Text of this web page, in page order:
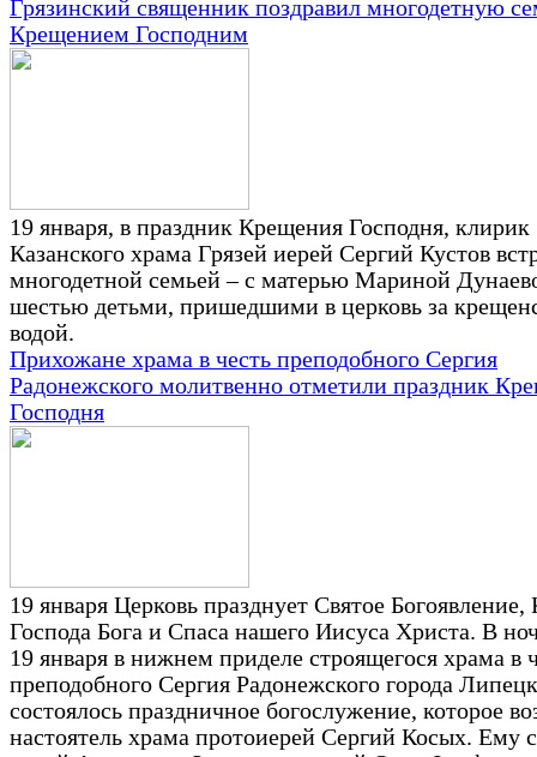
Грязинский священник поздравил многодетную
Крещением Господним
19 января, в праздник Крещения Господня, клирик
Казанского храма Грязей иерей Сергий Кустов
многодетной семьей – с матерью Мариной
шестью детьми, пришедшими в церковь за
водой.
Прихожане храма в честь преподобного Сергия
Радонежского молитвенно отметили праздник
Господня
19 января Церковь празднует Святое
Господа Бога и Спаса нашего Иисуса Христа. В
19 января в нижнем приделе строящегося храма в
преподобного Сергия Радонежского города
состоялось праздничное богослужение, которое
настоятель храма протоиерей Сергий Косых. Ему